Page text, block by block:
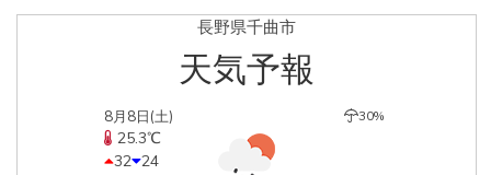
長野県千曲市
天気予報
8月8日(土)
25.3℃
32 24
30%